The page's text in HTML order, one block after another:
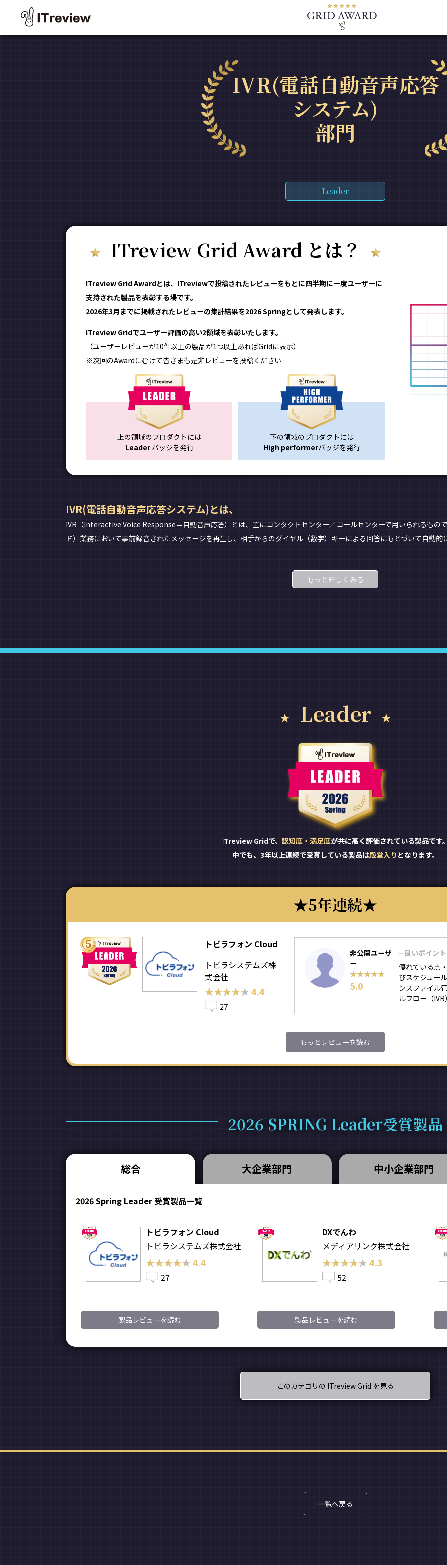
IVR(電話自動音声応答
システム)
部門
Leader
ITreview Grid Award とは？
ITreview Grid Awardとは、ITreviewで投稿されたレビューをもとに四半期に一度ユーザーに
支持された製品を表彰する場です。
2026年3月までに掲載されたレビューの集計結果を2026 Springとして発表します。
ITreview Gridでユーザー評価の高い2領域を表彰いたします。
（ユーザーレビューが10件以上の製品が1つ以上あればGridに表示）
※次回のAwardにむけて皆さまも是非レビューを投稿ください
上の領域のプロダクトには
Leaderバッジを発行
下の領域のプロダクトには
High performerバッジを発行
IVR(電話自動音声応答システム)とは、
IVR（Interactive Voice Response＝自動音声応答）とは、主にコンタクトセンター／コールセンターで用いられるもの
ド）業務において事前録音されたメッセージを再生し、相手からのダイヤル（数字）キーによる回答にもとづいて自動
もっと詳しくみる
Leader
ITreview Gridで、 認知度・満足度が共に高く評価されている製品です
中でも、3年以上連続で受賞している製品は殿堂入り となります。
5年連続
トビラフォン Cloud
トビラシステムズ株
式会社
★★★★★
★★★★★ 4.4
27
非公開ユーザ
ー
★★★★★
★★★★★
5.0
− 良いポイント
優れている点
びスケジュー
ンスファイル
ルフロー（IVR
もっとレビューを読む
2026 SPRING Leader受賞製品
総合 大企業部門 中小企業部門
2026 Spring Leader 受賞製品一覧
トビラフォン Cloud
トビラシステムズ株式会社
★★★★★
★★★★★4.4
27
製品レビューを読む
DXでんわ
メディアリンク株式会社
★★★★★
★★★★★4.3
52
製品レビューを読む
このカテゴリの ITreview Grid を見る
一覧へ戻る